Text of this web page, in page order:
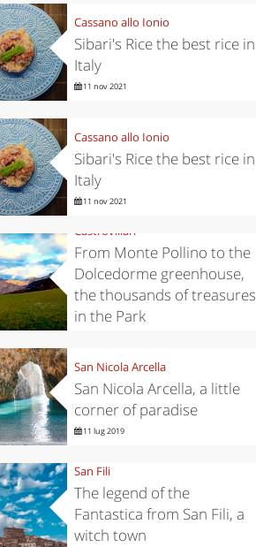
Cassano allo Ionio
Sibari's Rice the best rice in
Italy
11 nov 2021
Cassano allo Ionio
Sibari's Rice the best rice in
Italy
11 nov 2021
Castrovillari
From Monte Pollino to the
Dolcedorme greenhouse,
the thousands of treasures
in the Park
San Nicola Arcella
San Nicola Arcella, a little
corner of paradise
11 lug 2019
San Fili
The legend of the
Fantastica from San Fili, a
witch town